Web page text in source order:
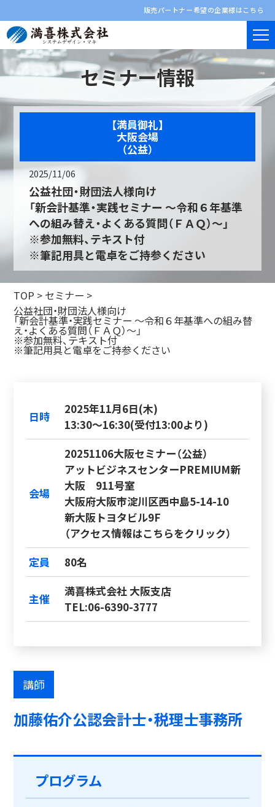
販売パートナー希望の企業様はこちら
セミナー情報
【満員御礼】
大阪会場
（公益）
2025/11/06
公益社団・財団法人様向け
「新会計基準・実践セミナー ～令和６年基準
への組み替え・よくある質問（ＦＡＱ）～」
※参加無料、テキスト付
※筆記用具と電卓をご持参ください
TOP > セミナー >
公益社団・財団法人様向け
「新会計基準・実践セミナー ～令和６年基準への組み替
え・よくある質問（ＦＡＱ）～」
※参加無料、テキスト付
※筆記用具と電卓をご持参ください
日時
2025年11月6日(木)
13:30～16:30(受付13:00より)
会場
20251106大阪セミナー（公益）
アットビジネスセンターPREMIUM新
大阪 911号室
大阪府大阪市淀川区西中島5-14-10
新大阪トヨタビル9F
（アクセス情報はこちらをクリック）
定員
80名
主催
満喜株式会社 大阪支店
TEL:06-6390-3777
講師
加藤佑介公認会計士・税理士事務所
プログラム